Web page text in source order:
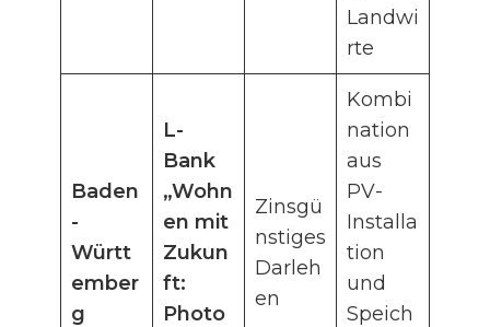
Landwi
rte
Baden
-
Württ
ember
g
L-
Bank
„Wohn
en mit
Zukun
ft:
Photo
Zinsgü
nstiges
Darleh
en
Kombi
nation
aus
PV-
Installa
tion
und
Speich